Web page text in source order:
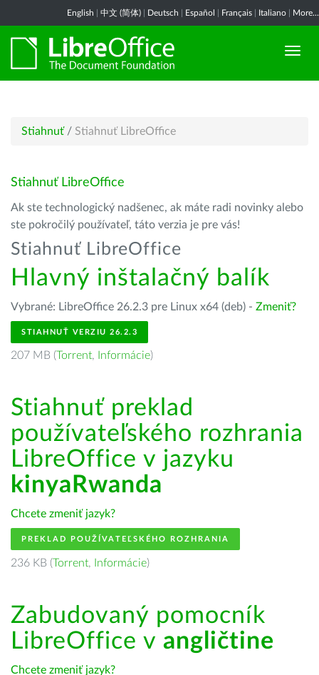
English 中文 (简体) Deutsch Español Français Italiano More...
Stiahnuť / Stiahnuť LibreOffice
Stiahnuť LibreOffice
Ak ste technologický nadšenec, ak máte radi novinky alebo
ste pokročilý používateľ, táto verzia je pre vás!
Stiahnuť LibreOffice
Hlavný inštalačný balík
Vybrané: LibreOffice 26.2.3 pre Linux x64 (deb) - Zmeniť?
STIAHNUŤ VERZIU 26.2.3
207 MB (Torrent, Informácie)
Stiahnuť preklad
používateľského rozhrania
LibreOffice v jazyku
kinyaRwanda
Chcete zmeniť jazyk?
PREKLAD POUŽÍVATEĽSKÉHO ROZHRANIA
236 KB (Torrent, Informácie)
Zabudovaný pomocník
LibreOffice v angličtine
Chcete zmeniť jazyk?